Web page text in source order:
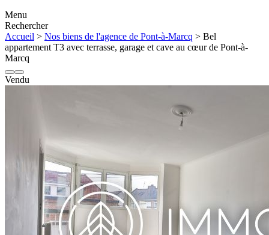
Menu
Rechercher
Accueil > Nos biens de l'agence de Pont-à-Marcq > Bel
appartement T3 avec terrasse, garage et cave au cœur de Pont-à-
Marcq
Vendu